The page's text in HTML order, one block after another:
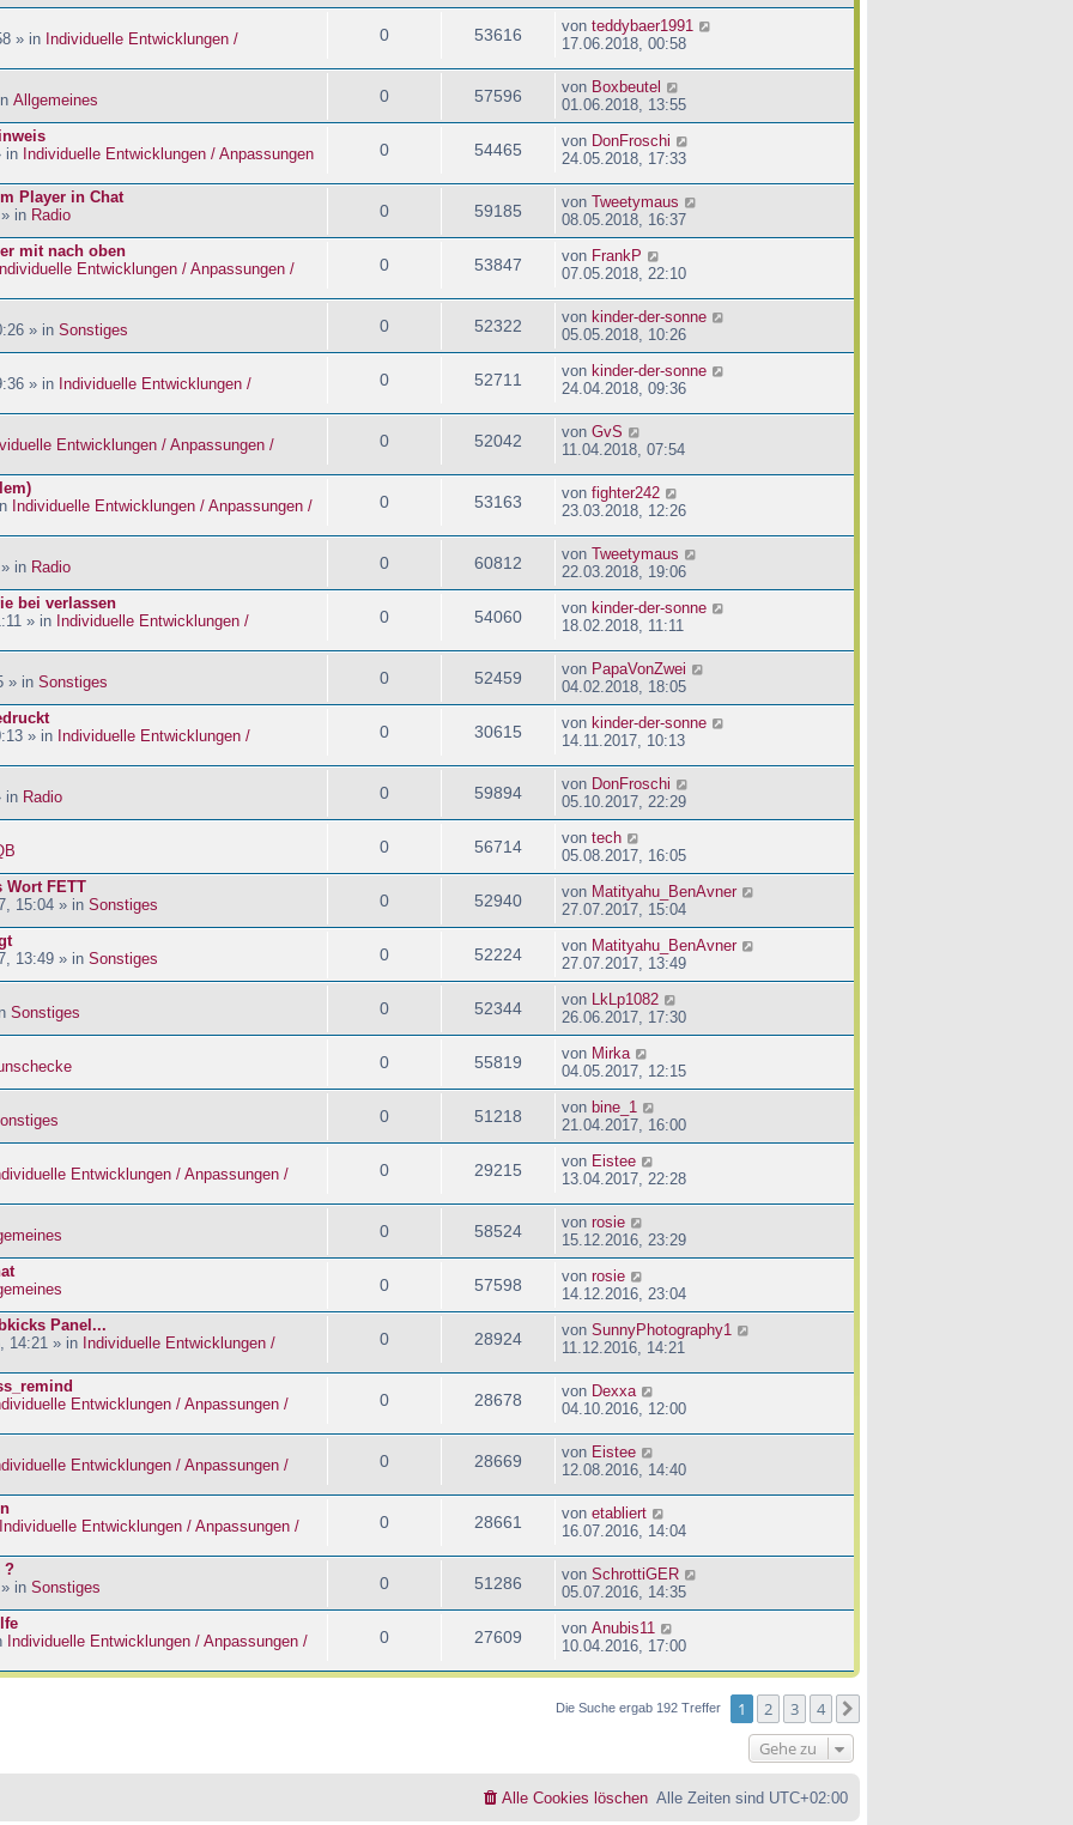
» in Individuelle Entwicklungen /
0 53616 von teddybaer1991
17.06.2018, 00:58
Allgemeines 0 57596 von Boxbeutel
01.06.2018, 13:55
in Individuelle Entwicklungen / Anpassungen
0 54465 von DonFroschi
24.05.2018, 17:33
Player in Chat
in Radio 0 59185 von Tweetymaus
08.05.2018, 16:37
mit nach oben
Individuelle Entwicklungen / Anpassungen /
0 53847 von FrankP
07.05.2018, 22:10
» in Sonstiges 0 52322 von kinder-der-sonne
05.05.2018, 10:26
» in Individuelle Entwicklungen /
0 52711 von kinder-der-sonne
24.04.2018, 09:36
Entwicklungen / Anpassungen /
0 52042 von GvS
11.04.2018, 07:54
Individuelle Entwicklungen / Anpassungen /
0 53163 von fighter242
23.03.2018, 12:26
in Radio 0 60812 von Tweetymaus
22.03.2018, 19:06
bei verlassen
» in Individuelle Entwicklungen /
0 54060 von kinder-der-sonne
18.02.2018, 11:11
» in Sonstiges 0 52459 von PapaVonZwei
04.02.2018, 18:05
» in Individuelle Entwicklungen /
0 30615 von kinder-der-sonne
14.11.2017, 10:13
in Radio 0 59894 von DonFroschi
05.10.2017, 22:29
0 56714 von tech
05.08.2017, 16:05
Wort FETT
15:04 » in Sonstiges 0 52940 von Matityahu_BenAvner
27.07.2017, 15:04
13:49 » in Sonstiges 0 52224 von Matityahu_BenAvner
27.07.2017, 13:49
Sonstiges 0 52344 von
LkLp1082
26.06.2017, 17:30
0 55819 von Mirka
04.05.2017, 12:15
0 51218 von bine_1
21.04.2017, 16:00
Entwicklungen / Anpassungen /
0 29215 von Eistee
13.04.2017, 22:28
0 58524 von rosie
15.12.2016, 23:29
0 57598 von rosie
14.12.2016, 23:04
Panel...
14:21 » in Individuelle Entwicklungen /
0 28924 von SunnyPhotography1
11.12.2016, 14:21
Entwicklungen / Anpassungen /
0 28678 von Dexxa
04.10.2016, 12:00
Entwicklungen / Anpassungen /
0 28669 von Eistee
12.08.2016, 14:40
Individuelle Entwicklungen / Anpassungen /
0 28661 von etabliert
16.07.2016, 14:04
?
in Sonstiges 0 51286 von SchrottiGER
05.07.2016, 14:35
Individuelle Entwicklungen / Anpassungen /
0 27609 von Anubis11
10.04.2016, 17:00
Die Suche ergab 192 Treffer 1 2 3 4
Gehe zu
Alle Zeiten sind UTC+02:00
Alle Cookies löschen